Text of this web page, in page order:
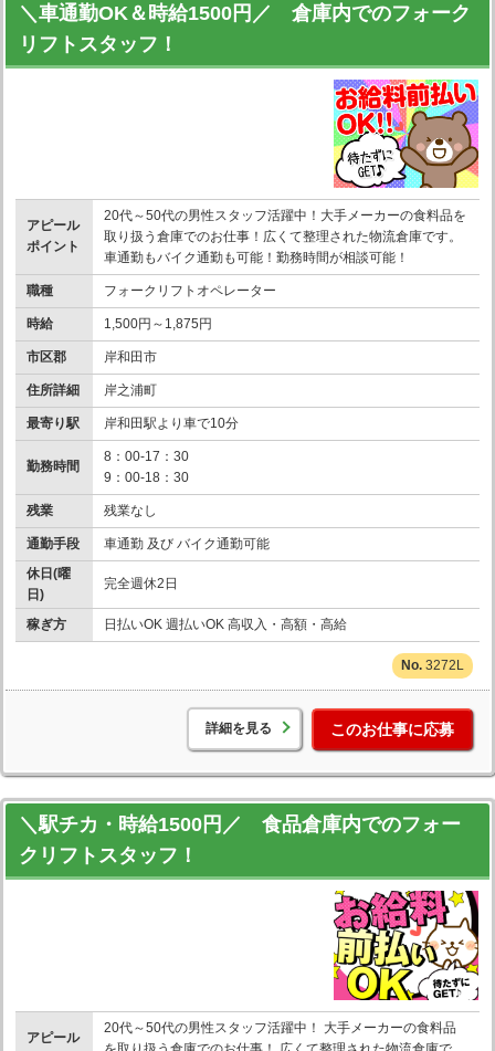
＼車通勤OK＆時給1500円／ 倉庫内でのフォーク
リフトスタッフ！
アピール
ポイント
20代～50代の男性スタッフ活躍中！大手メーカーの食料品を
取り扱う倉庫でのお仕事！広くて整理された物流倉庫です。
車通勤もバイク通勤も可能！勤務時間が相談可能！
職種 フォークリフトオペレーター
時給 1,500円～1,875円
市区郡 岸和田市
住所詳細 岸之浦町
最寄り駅 岸和田駅より車で10分
勤務時間
8：00-17：30
9：00-18：30
残業 残業なし
通勤手段
車通勤 及び バイク通勤可能
休日(曜
日)
完全週休2日
稼ぎ方 日払いOK 週払いOK 高収入・高額・高給
3272L
詳細を見る このお仕事に応募
＼駅チカ・時給1500円／ 食品倉庫内でのフォー
クリフトスタッフ！
アピール
20代～50代の男性スタッフ活躍中！ 大手メーカーの食料品